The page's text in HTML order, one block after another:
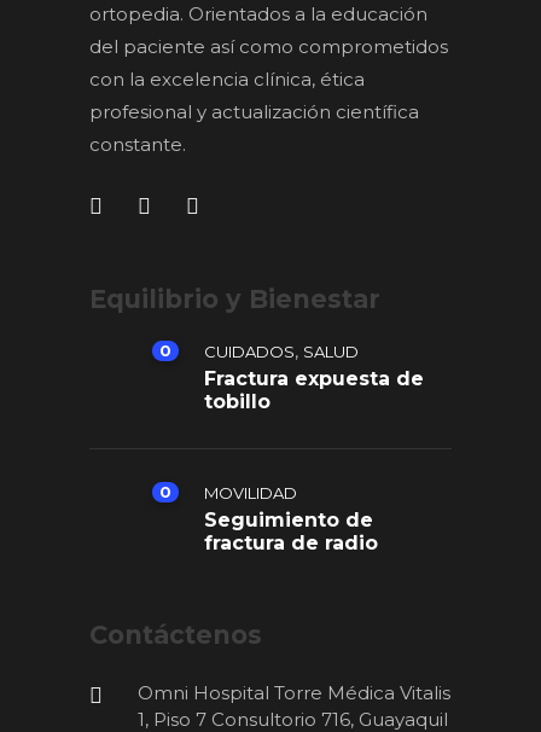
ortopedia. Orientados a la educación
del paciente así como comprometidos
con la excelencia clínica, ética
profesional y actualización científica
constante.
Equilibrio y Bienestar
0 CUIDADOS, SALUD
Fractura expuesta de
tobillo
0 MOVILIDAD
Seguimiento de
fractura de radio
Contáctenos
Omni Hospital Torre Médica Vitalis
1, Piso 7 Consultorio 716, Guayaquil